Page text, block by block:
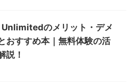
のメリット・デメ
おすすめ本｜無料体験の活
説！